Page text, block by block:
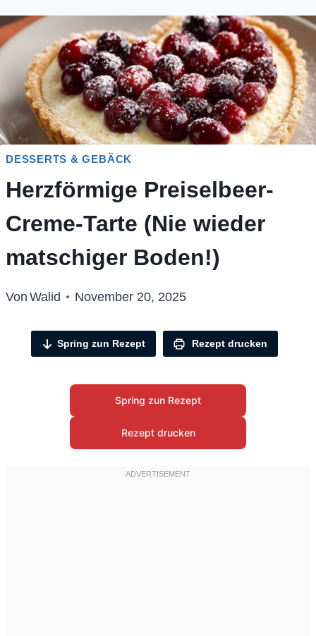
DESSERTS & GEBÄCK
Herzförmige Preiselbeer-
Creme-Tarte (Nie wieder
matschiger Boden!)
Von Walid November 20, 2025
Spring zun Rezept Rezept drucken
Spring zun Rezept
Rezept drucken